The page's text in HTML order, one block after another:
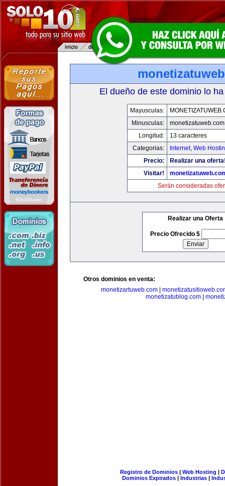
El dueño de este dominio lo
Mayusculas:
Minusculas:
monetizatuweb.com
Longitud:
13 caracteres
Categorias:
Internet, Web
Precio:
Realizar una
Visitar!
Serán consideradas
Realizar una Oferta
Precio Ofrecido $
Otros dominios en venta:
monetizartuweb.com|
monetizatublog.com|
Registro de Dominios| Web Hosting |
Dominios Expirados | Industrias |